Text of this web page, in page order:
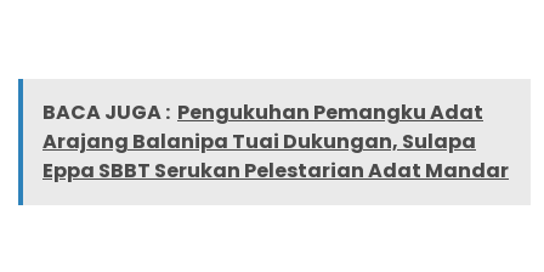
BACA JUGA : Pengukuhan Pemangku Adat
Arajang Balanipa Tuai Dukungan, Sulapa
Eppa SBBT Serukan Pelestarian Adat Mandar